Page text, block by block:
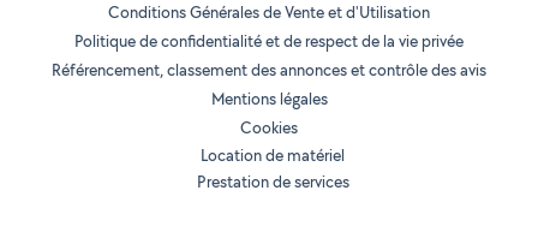
Conditions Générales de Vente et d'Utilisation
Politique de confidentialité et de respect de la vie privée
Référencement, classement des annonces et contrôle des avis
Mentions légales
Cookies
Location de matériel
Prestation de services